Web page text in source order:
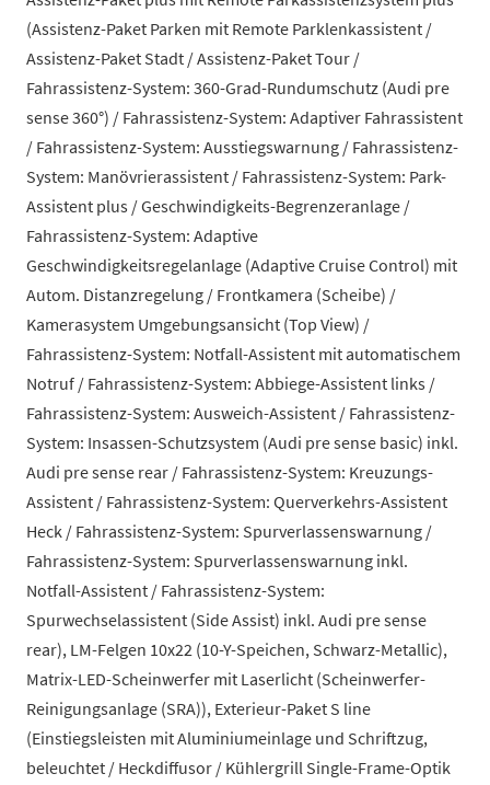
(Assistenz-Paket Parken mit Remote Parklenkassistent /
Assistenz-Paket Stadt / Assistenz-Paket Tour /
Fahrassistenz-System: 360-Grad-Rundumschutz (Audi pre
sense 360°) / Fahrassistenz-System: Adaptiver Fahrassistent
/ Fahrassistenz-System: Ausstiegswarnung / Fahrassistenz-
System: Manövrierassistent / Fahrassistenz-System: Park-
Assistent plus / Geschwindigkeits-Begrenzeranlage /
Fahrassistenz-System: Adaptive
Geschwindigkeitsregelanlage (Adaptive Cruise Control) mit
Autom. Distanzregelung / Frontkamera (Scheibe) /
Kamerasystem Umgebungsansicht (Top View) /
Fahrassistenz-System: Notfall-Assistent mit automatischem
Notruf / Fahrassistenz-System: Abbiege-Assistent links /
Fahrassistenz-System: Ausweich-Assistent / Fahrassistenz-
System: Insassen-Schutzsystem (Audi pre sense basic) inkl.
Audi pre sense rear / Fahrassistenz-System: Kreuzungs-
Assistent / Fahrassistenz-System: Querverkehrs-Assistent
Heck / Fahrassistenz-System: Spurverlassenswarnung /
Fahrassistenz-System: Spurverlassenswarnung inkl.
Notfall-Assistent / Fahrassistenz-System:
Spurwechselassistent (Side Assist) inkl. Audi pre sense
rear), LM-Felgen 10x22 (10-Y-Speichen, Schwarz-Metallic),
Matrix-LED-Scheinwerfer mit Laserlicht (Scheinwerfer-
Reinigungsanlage (SRA)), Exterieur-Paket S line
(Einstiegsleisten mit Aluminiumeinlage und Schriftzug,
beleuchtet / Heckdiffusor / Kühlergrill Single-Frame-Optik